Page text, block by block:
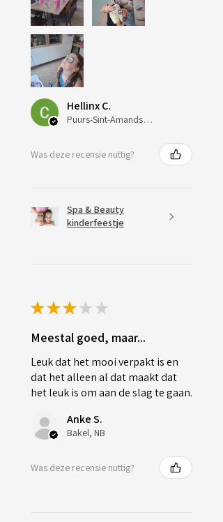
Hellinx C.
Puurs-Sint-Amands, Belgium
Was deze recensie nuttig?
Spa & Beauty
kinderfeestje
★★★ ★ ★
Meestal goed, maar...
Leuk dat het mooi verpakt is en
dat het alleen al dat maakt dat
het leuk is om aan de slag te gaan.
Anke S.
Bakel, NB
Was deze recensie nuttig?